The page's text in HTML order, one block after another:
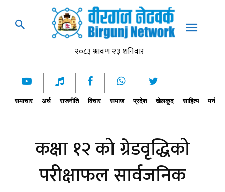
समाचार अर्थ राजनीति विचार समाज प्रदेश खेलकूद साहित्य
कक्षा १२ को ग्रेडवृद्धिको
परीक्षाफल सार्वजनिक